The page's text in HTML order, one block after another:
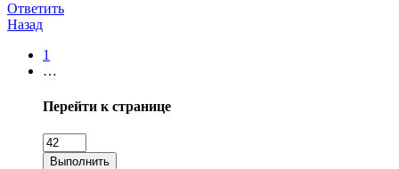
Ответить
Назад
1
…
Перейти к странице
Выполнить